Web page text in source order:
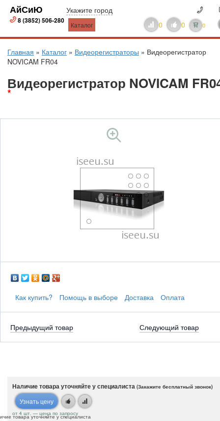
АйСиЮ
8 (3852) 506-280
Укажите город
Каталог 0 0 0
Главная » Каталог » Видеорегистраторы » Видеорегистратор
NOVICAM FR04
Видеорегистратор NOVICAM
*
Как купить? Помощь в выборе Доставка Оплата
Следующий товар
Предыдущий товар
Наличие товара уточняйте у специалиста (Закажите бесплатный звонок)
Узнать цену
товара уточняйте у специалиста
от 4 шт. — цена по запросу